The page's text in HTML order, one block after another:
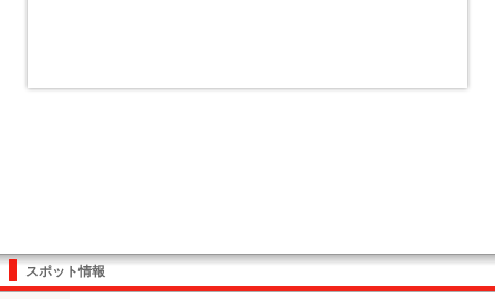
スポット情報